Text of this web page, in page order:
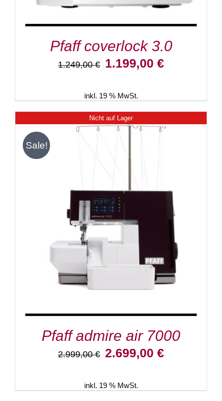
Pfaff coverlock 3.0
1.249,00€ Ursprünglicher
1.249,00 €
1.199,00 €Aktueller
inkl. 19 % MwSt.
Nicht auf Lager
Sale!
DETAILS
Pfaff admire air 7000
2.999,00€ Ursprünglicher
2.999,00 €
2.699,00 €Aktueller
inkl. 19 % MwSt.